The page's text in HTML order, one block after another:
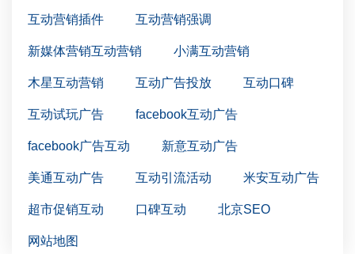
互动营销插件 互动营销强调
新媒体营销互动营销 小满互动营销
木星互动营销 互动广告投放 互动口碑
互动试玩广告 facebook互动广告
facebook广告互动 新意互动广告
美通互动广告 互动引流活动 米安互动广告
超市促销互动 口碑互动 北京SEO
网站地图